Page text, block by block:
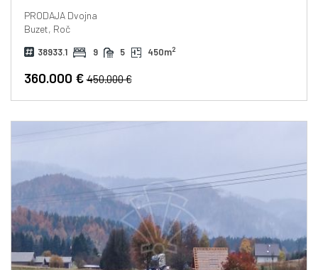
PRODAJADvojna
Buzet, Roč
38933.1 9 5 450m2
360.000 €450.000 €